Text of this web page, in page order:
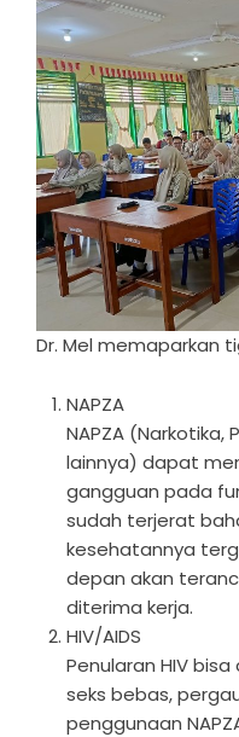
Dr. Mel memaparkan
NAPZA
NAPZA (Narkotika,
lainnya) dapat
gangguan pada
sudah terjerat
kesehatannya
depan akan
diterima kerja.
HIV/AIDS
Penularan HIV
seks bebas,
penggunaan